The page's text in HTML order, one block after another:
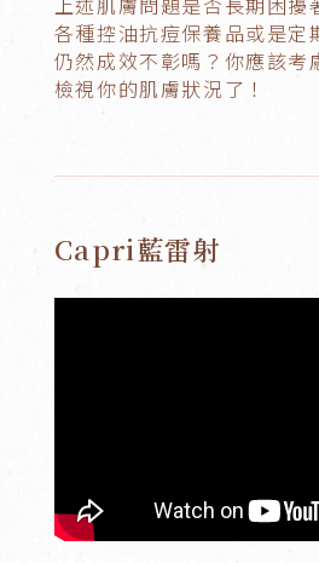
各種控油抗痘保養品或是定
仍然成效不彰嗎？你應該考
檢視你的肌膚狀況了！
Capri藍雷射